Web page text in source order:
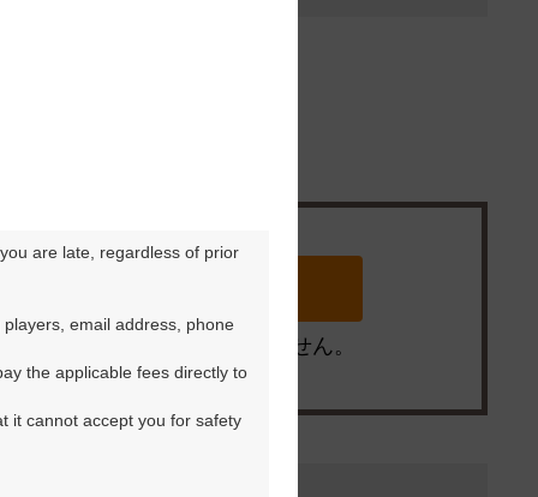
※ゴルフ場の電話ではありません。
are late, regardless of prior
email address, phone
the applicable fees directly to
it cannot accept you for safety